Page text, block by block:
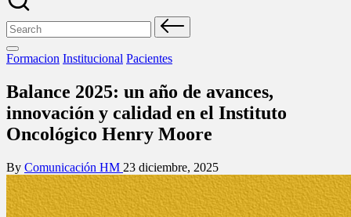
Search
for:
Posted
Formacion Institucional Pacientes
Balance 2025: un año de avances,
innovación y calidad en el Instituto
Oncológico Henry Moore
Posted
by
By Comunicación HM 23 diciembre, 2025